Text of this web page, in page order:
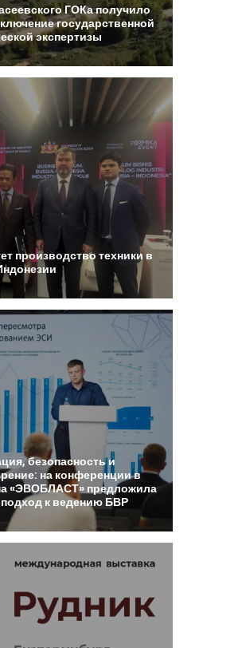
ГОКаполучило
государственной
экспертизы
производство техникив
безопасностьи
на конференциив
«ЭВОБЛАСТ» предложила
подход к ведению БВР